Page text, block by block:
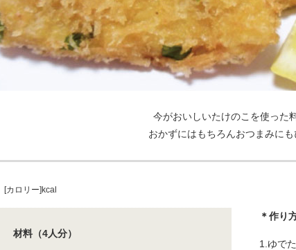
今がおいしいたけのこを使った
おかずにはもちろんおつまみにも
[カロリー]kcal
材料（4人分）
＊作り
1.ゆで